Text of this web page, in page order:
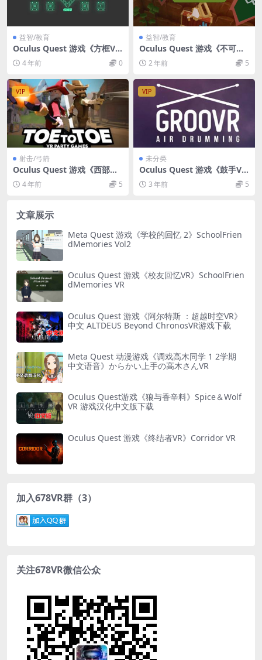
益智/教育
Oculus Quest 游戏《方框V
R》BLOKZ VR
4 年前 0
益智/教育
Oculus Quest 游戏《不可能
的空间》Sommad: Impossi
ble Spaces
2 年前 5
VIP
射击/弓箭
Oculus Quest 游戏《西部派
对游戏 VR》Toe To Toe Part
y Games VR
4 年前 5
VIP
未分类
Oculus Quest 游戏《鼓手V
R》GrooVR
3 年前 5
文章展示
Meta Quest 游戏《学校的回忆 2》SchoolFrien
dMemories Vol2
Oculus Quest 游戏《校友回忆VR》SchoolFrien
dMemories VR
Oculus Quest 游戏《阿尔特斯 ：超越时空VR》
中文 ALTDEUS Beyond ChronosVR游戏下载
Meta Quest 动漫游戏《调戏高木同学 1 2学期
中文语音》からかい上手の高木さんVR
Oculus Quest游戏《狼与香辛料》Spice＆Wolf
VR 游戏汉化中文版下载
Oculus Quest 游戏《终结者VR》Corridor VR
加入678VR群（3）
关注678VR微信公众